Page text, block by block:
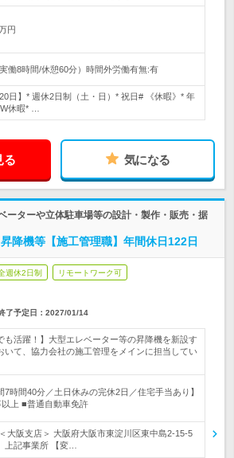
円
働8時間/休憩60分）時間外労働有無:有
日】* 週休2日制（土・日）* 祝日# 《休暇》* 年
休暇* …
る 気になる
ーターや立体駐車場等の設計・製作・販売・据
降機等【施工管理職】年間休日122日
週休2日制 リモートワーク可
了予定日： 2027/01/14
も活躍！】大型エレベーター等の昇降機を新設す
いて、協力会社の施工管理をメインに担当してい
7時間40分／土日休みの完休2日／住宅手当あり】
以上 ■普通自動車免許
大阪支店＞ 大阪府大阪市東淀川区東中島2-15-5
上記事業所 【変…